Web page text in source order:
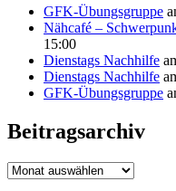
GFK-Übungsgruppe
Nähcafé –
15:00
Dienstags Nachhilfe
Dienstags Nachhilfe
GFK-Übungsgruppe
Beitragsarchiv
Beitragsarchiv